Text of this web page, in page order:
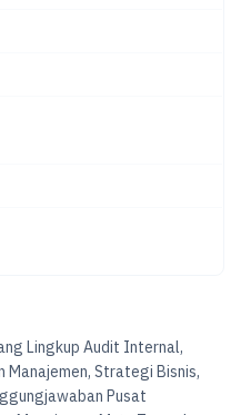
Lingkup Audit Internal,
Manajemen, Strategi Bisnis,
Pusat